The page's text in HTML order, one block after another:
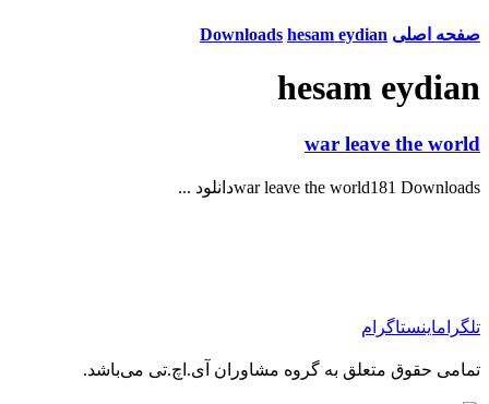
صفحه اصلی Downloads hesam eydian
hesam eydian
war leave the world
war leave the world181 Downloadsدانلود ...
تلگراماینستاگرام
تمامی حقوق متعلق به گروه مشاوران آی.اچ.تی می‌باشد.